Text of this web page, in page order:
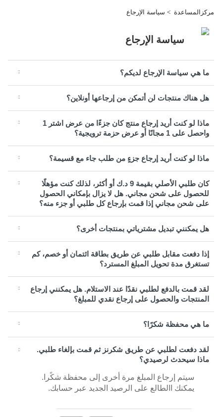
مركزالمساعدة سياسة الإرجاع
سياسة الإرجاع
ما هي سياسة الإرجاع لديكم؟
هل هناك منتجات لن أتمكن من إرجاعها أونلاين؟
ماذا لو كنت أريد إرجاع منتج كان جزءًا من عرض اشتر 1
واحصل على 1 مجانًا أو عرض حزمة ترويجية؟
ماذا لو كنت أريد إرجاع جزءٍ من طلب جاء مع قسيمة؟
كان طلبي الأصلي بقيمة 9 د.ك أو أكثر، لذلك كنت مؤهلًا
للحصول على شحن مجاني. هل لا يزال بإمكاني الحصول
على شحن مجاني إذا قمت بإرجاع كل طلبي أو جزء منه؟
هل يمكنني تبديل مشترياتي بمنتجات أخرى؟
إذا دفعت مقابل طلبي عن طريق بطاقة ائتمان أو خصم، كم
تستغرق مدة تحويل المبلغ المسترد؟
لقد قمت بالدفع لطلبي نقدًا عند الاستلام. هل يمكنني إرجاع
المنتجات والحصول على إرجاع نقدي للمبلغ؟
ما هي محفظة شكرًا؟
لقد دفعت لطلبي عن طريق شكرنز ثم قمت بإلغاء طلبي.
ماذا سيحدث لرصيدي؟
سيتم إرجاع المبلغ مرة أخرى إلى محفظة شكًرا.
يمكنك االطالع على الرصيد الجديد عبر حسابك.